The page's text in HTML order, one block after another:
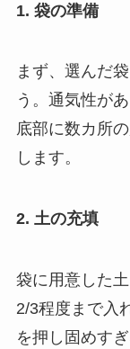
1. 袋の準備
まず、選んだ
う。通気性が
底部に数カ所
します。
2. 土の充填
袋に用意した
2/3程度まで入
を押し固めす